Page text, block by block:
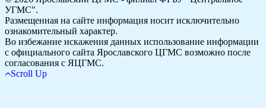
УГМС".
Размещенная на сайте информация носит исключительно
ознакомительный характер.
Во избежание искажения данных использование информации
с официального сайта Ярославского ЦГМС возможно после
согласования с ЯЦГМС.
Scroll Up